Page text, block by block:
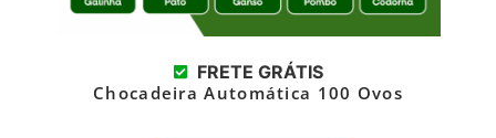
FRETE GRÁTIS
Chocadeira Automática 100 Ovos